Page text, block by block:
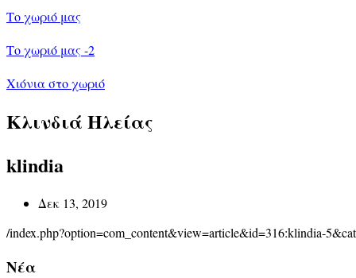
Το χωριό μας
Το χωριό μας -2
Χιόνια στο χωριό
Κλινδιά Ηλείας
klindia
Δεκ 13, 2019
/index.php?option=com_content&view=article&id=316:klindia-
Νέα